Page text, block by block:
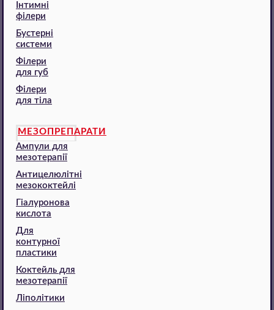
Інтимні
філери
Бустерні
системи
Філери
для губ
Філери
для тіла
МЕЗОПРЕПАРАТИ
Ампули для
мезотерапії
Антицелюлітні
мезококтейлі
Гіалуронова
кислота
Для
контурної
пластики
Коктейль для
мезотерапії
Ліполітики